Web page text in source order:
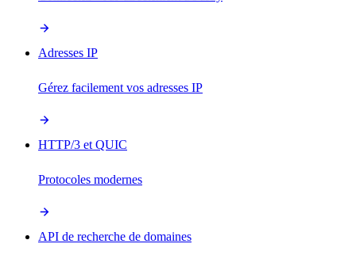
Adresses IP
Gérez facilement vos adresses IP
HTTP/3 et QUIC
Protocoles modernes
API de recherche de domaines